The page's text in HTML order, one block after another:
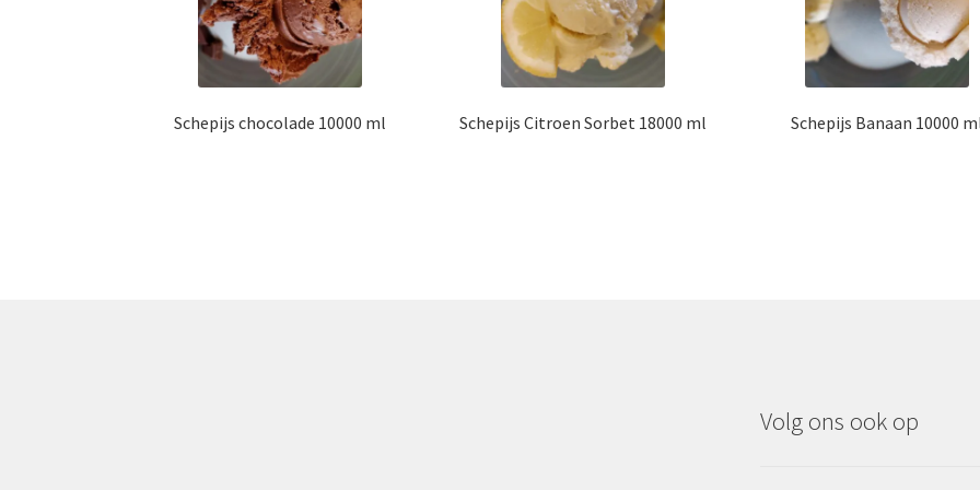
Schepijs chocolade 10000 ml Schepijs Citroen Sorbet 18000 ml Schepijs Banaan 10000
Volg ons ook op